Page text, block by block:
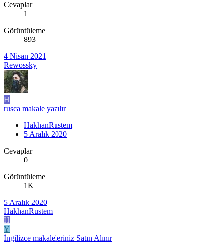
Cevaplar
1
Görüntüleme
893
4 Nisan 2021
Rewossky
H
rusca makale yazılır
HakhanRustem
5 Aralık 2020
Cevaplar
0
Görüntüleme
1K
5 Aralık 2020
HakhanRustem
H
Y
İngilizce makaleleriniz Satın Alınır